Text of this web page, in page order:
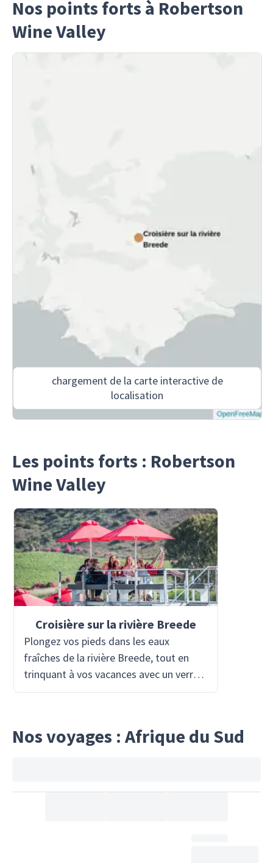
Nos points forts à Robertson
Wine Valley
chargement de la carte interactive de
localisation
Les points forts : Robertson
Wine Valley
Croisière sur la rivière Breede
Plongez vos pieds dans les eaux
fraîches de la rivière Breede, tout en
trinquant à vos vacances avec un verre
de vin à bord d'un élégant bateau fluvial
et d'oliviers sauvages indigènes, où
détente au fil de l'eau.
Nos voyages : Afrique du Sud